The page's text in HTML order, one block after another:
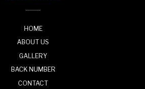
HOME
ABOUT US
GALLERY
BACK NUMBER
CONTACT